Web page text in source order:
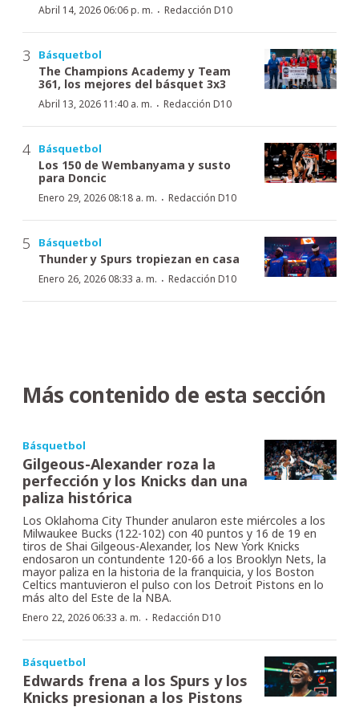
Abril 14, 2026 06:06 p. m. · Redacción D10
Básquetbol
The Champions Academy y Team
361, los mejores del básquet 3x3
Abril 13, 2026 11:40 a. m. · Redacción D10
Básquetbol
Los 150 de Wembanyama y susto
para Doncic
Enero 29, 2026 08:18 a. m. · Redacción D10
Básquetbol
Thunder y Spurs tropiezan en casa
Enero 26, 2026 08:33 a. m. · Redacción D10
Más contenido de esta sección
Básquetbol
Gilgeous-Alexander roza la
perfección y los Knicks dan una
paliza histórica
Los Oklahoma City Thunder anularon este miércoles a los
Milwaukee Bucks (122-102) con 40 puntos y 16 de 19 en
tiros de Shai Gilgeous-Alexander, los New York Knicks
endosaron un contundente 120-66 a los Brooklyn Nets, la
mayor paliza en la historia de la franquicia, y los Boston
Celtics mantuvieron el pulso con los Detroit Pistons en lo
más alto del Este de la NBA.
Enero 22, 2026 06:33 a. m. · Redacción D10
Básquetbol
Edwards frena a los Spurs y los
Knicks presionan a los Pistons